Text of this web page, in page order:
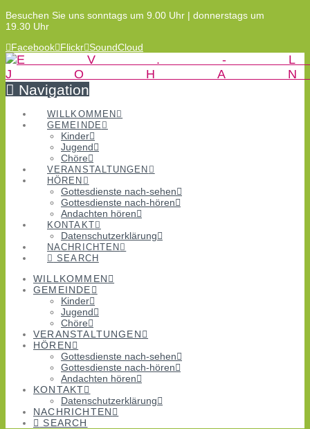
Besuchen Sie uns sonntags um 9.00 Uhr | donnerstags um
19.30 Uhr
Facebook Flickr SoundCloud
Navigation
WILLKOMMEN
GEMEINDE
Kinder
Jugend
Chöre
VERANSTALTUNGEN
HÖREN
Gottesdienste nach-sehen
Gottesdienste nach-hören
Andachten hören
KONTAKT
Datenschutzerklärung
NACHRICHTEN
SEARCH
WILLKOMMEN
GEMEINDE
Kinder
Jugend
Chöre
VERANSTALTUNGEN
HÖREN
Gottesdienste nach-sehen
Gottesdienste nach-hören
Andachten hören
KONTAKT
Datenschutzerklärung
NACHRICHTEN
SEARCH